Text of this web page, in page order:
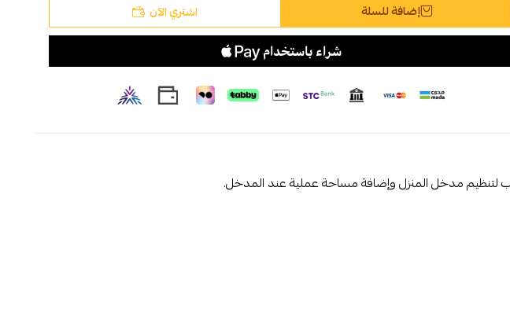
إضافة للسلة اشتري الآن
مدخل المنزل وإضافة مساحة عملية عند المدخل.